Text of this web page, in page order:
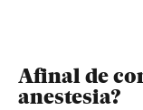
Afinal de
anestesia?